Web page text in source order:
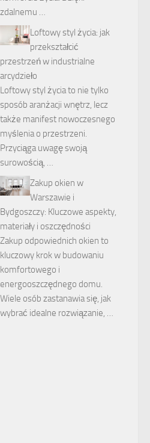
zdalnemu …
Loftowy styl życia: jak
przekształcić
przestrzeń w industrialne
arcydzieło
Loftowy styl życia to nie tylko
sposób aranżacji wnętrz, lecz
także manifest nowoczesnego
myślenia o przestrzeni.
Przyciąga uwagę swoją
surowością, …
Zakup okien w
Warszawie i
Bydgoszczy: Kluczowe aspekty,
materiały i oszczędności
Zakup odpowiednich okien to
kluczowy krok w budowaniu
komfortowego i
energooszczędnego domu.
Wiele osób zastanawia się, jak
wybrać idealne rozwiązanie, …